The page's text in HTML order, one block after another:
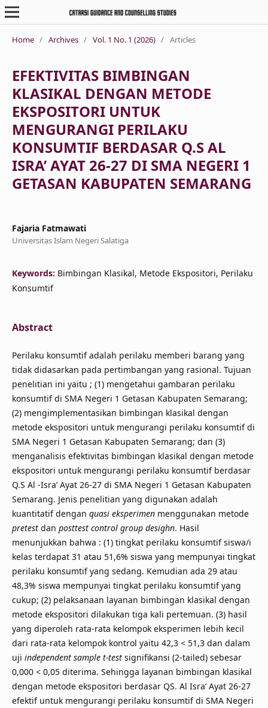
Home / Archives / Vol. 1 No. 1 (2026) / Articles
EFEKTIVITAS BIMBINGAN
KLASIKAL DENGAN METODE
EKSPOSITORI UNTUK
MENGURANGI PERILAKU
KONSUMTIF BERDASAR Q.S AL
ISRA’ AYAT 26-27 DI SMA NEGERI 1
GETASAN KABUPATEN SEMARANG
Fajaria Fatmawati
Universitas Islam Negeri Salatiga
Keywords: Bimbingan Klasikal, Metode Ekspositori, Perilaku
Konsumtif
Abstract
Perilaku konsumtif adalah perilaku memberi barang yang
tidak didasarkan pada pertimbangan yang rasional. Tujuan
penelitian ini yaitu ; (1) mengetahui gambaran perilaku
konsumtif di SMA Negeri 1 Getasan Kabupaten Semarang;
(2) mengimplementasikan bimbingan klasikal dengan
metode ekspositori untuk mengurangi perilaku konsumtif di
SMA Negeri 1 Getasan Kabupaten Semarang; dan (3)
menganalisis efektivitas bimbingan klasikal dengan metode
ekspositori untuk mengurangi perilaku konsumtif berdasar
Q.S Al -Isra’ Ayat 26-27 di SMA Negeri 1 Getasan Kabupaten
Semarang. Jenis penelitian yang digunakan adalah
kuantitatif dengan quasi eksperimenmenggunakan metode
pretest dan posttest control group desighn. Hasil
menunjukkan bahwa : (1) tingkat perilaku konsumtif siswa/i
kelas terdapat 31 atau 51,6% siswa yang mempunyai tingkat
perilaku konsumtif yang sedang. Kemudian ada 29 atau
48,3% siswa mempunyai tingkat perilaku konsumtif yang
cukup; (2) pelaksanaan layanan bimbingan klasikal dengan
metode ekspositori dilakukan tiga kali pertemuan. (3) hasil
yang diperoleh rata-rata kelompok eksperimen lebih kecil
dari rata-rata kelompok kontrol yaitu 42,3 < 51,3 dan dalam
uji independent sample t-test signifikansi (2-tailed) sebesar
0,000 < 0,05 diterima. Sehingga layanan bimbingan klasikal
dengan metode ekspositori berdasar QS. Al Isra’ Ayat 26-27
efektif untuk mengurangi perilaku konsumtif di SMA Negeri